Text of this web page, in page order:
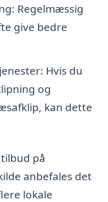
Regelmæssig
give bedre
Hvis du
og
kan dette
på
anbefales det
lokale